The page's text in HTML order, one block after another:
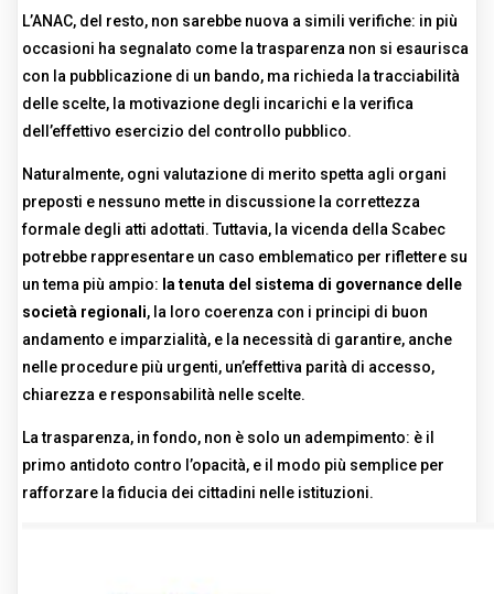
L’ANAC, del resto, non sarebbe nuova a simili verifiche: in più
occasioni ha segnalato come la trasparenza non si esaurisca
con la pubblicazione di un bando, ma richieda la tracciabilità
delle scelte, la motivazione degli incarichi e la verifica
dell’effettivo esercizio del controllo pubblico.
Naturalmente, ogni valutazione di merito spetta agli organi
preposti e nessuno mette in discussione la correttezza
formale degli atti adottati. Tuttavia, la vicenda della Scabec
potrebbe rappresentare un caso emblematico per riflettere su
un tema più ampio: la tenuta del sistema di governance delle
società regionali, la loro coerenza con i principi di buon
andamento e imparzialità, e la necessità di garantire, anche
nelle procedure più urgenti, un’effettiva parità di accesso,
chiarezza e responsabilità nelle scelte.
La trasparenza, in fondo, non è solo un adempimento: è il
primo antidoto contro l’opacità, e il modo più semplice per
rafforzare la fiducia dei cittadini nelle istituzioni.